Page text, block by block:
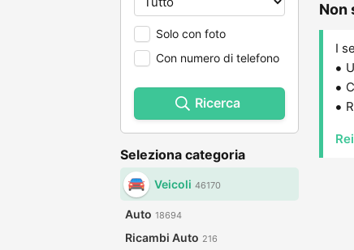
Solo con foto
Con numero di telefono
Ricerca
Seleziona categoria
Veicoli 46170
Auto 18694
Ricambi Auto 216
Non
I